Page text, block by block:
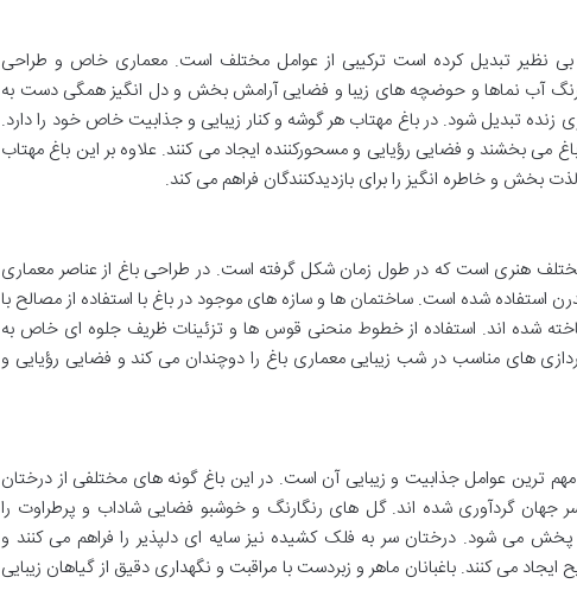
بی نظیر تبدیل کرده است ترکیبی از عوامل مختلف است. معماری خاص و طراحی
آب نماها و حوضچه های زیبا و فضایی آرامش بخش و دل انگیز همگی دست به
زنده تبدیل شود. در باغ مهتاب هر گوشه و کنار زیبایی و جذابیت خاص خود را دارد.
می بخشند و فضایی رؤیایی و مسحورکننده ایجاد می کنند. علاوه بر این باغ مهتاب
بخش و خاطره انگیز را برای بازدیدکنندگان فراهم می کند.
هنری است که در طول زمان شکل گرفته است. در طراحی باغ از عناصر معماری
استفاده شده است. ساختمان ها و سازه های موجود در باغ با استفاده از مصالح با
شده اند. استفاده از خطوط منحنی قوس ها و تزئینات ظریف جلوه ای خاص به
های مناسب در شب زیبایی معماری باغ را دوچندان می کند و فضایی رؤیایی و
ترین عوامل جذابیت و زیبایی آن است. در این باغ گونه های مختلفی از درختان
جهان گردآوری شده اند. گل های رنگارنگ و خوشبو فضایی شاداب و پرطراوت را
پخش می شود. درختان سر به فلک کشیده نیز سایه ای دلپذیر را فراهم می کنند و
می کنند. باغبانان ماهر و زبردست با مراقبت و نگهداری دقیق از گیاهان زیبایی